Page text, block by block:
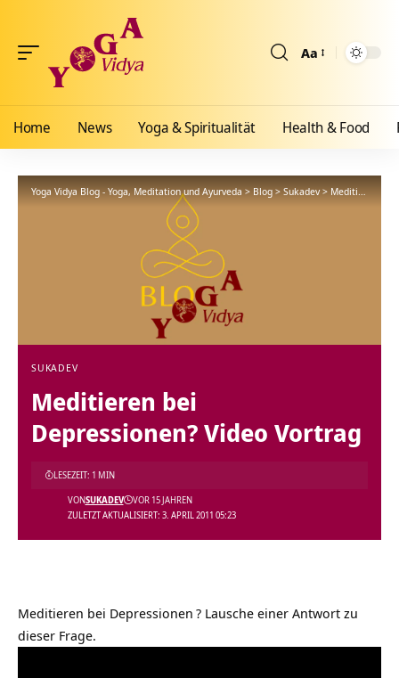
Aa
Home News Yoga & Spiritualität Health & Food
Yoga Vidya Blog - Yoga, Meditation und Ayurveda>Blog>Sukadev>Meditieren bei Depressionen? Video Vortrag
SUKADEV
Meditieren bei
Depressionen? Video Vortrag
ZULETZT AKTUALISIERT: 3. APRIL 2011 05:23
VONSUKADEV VOR 15 JAHREN
LESEZEIT: 1 MIN
Meditieren bei Depressionen ? Lausche einer Antwort zu
dieser Frage.